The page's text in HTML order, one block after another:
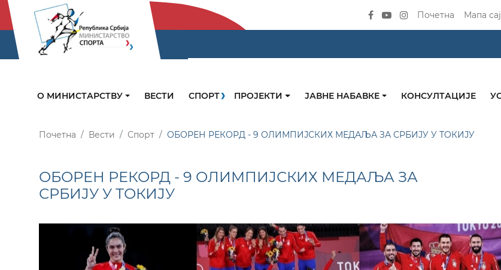
Почетна Мапа
О МИНИСТАРСТВУ ВЕСТИ СПОРТ ПРОЈЕКТИ ЈАВНЕ НАБАВКЕ КОНСУЛТАЦИЈЕ
Почетна Вести Спорт ОБОРЕН РЕКОРД - 9 ОЛИМПИЈСКИХ МЕДАЉА ЗА СРБИЈУ У ТОКИЈУ
ОБОРЕН РЕКОРД - 9 ОЛИМПИЈСКИХ МЕДАЉА ЗА
СРБИЈУ У ТОКИЈУ